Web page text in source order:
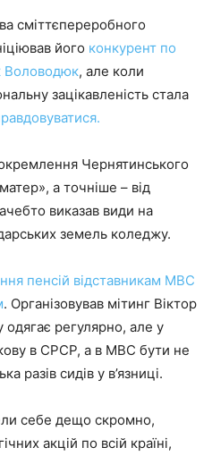
сміттєпереробного
його конкурент по
Воловодюк, але коли
зацікавленість стала
Чернятинського
а точніше – від
виказав види на
земель коледжу.
пенсій відставникам МВС
. Організовував мітинг Віктор
регулярно, але у
в СРСР, а в МВС бути не
разів сидів у в’язниці.
себе дещо скромно,
акцій по всій країні,